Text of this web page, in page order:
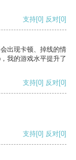
支持[0] 反对[0]
出现卡顿、掉线的情
我的游戏水平提升了
支持[0] 反对[0]
支持[0] 反对[0]